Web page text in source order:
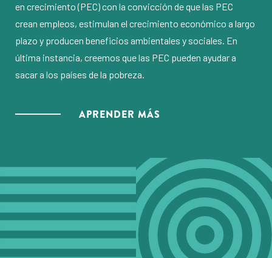
en crecimiento (PEC) con la convicción de que las PEC
crean empleos, estimulan el crecimiento económico a largo
plazo y producen beneficios ambientales y sociales. En
última instancia, creemos que las PEC pueden ayudar a
sacar a los países de la pobreza.
APRENDER MÁS